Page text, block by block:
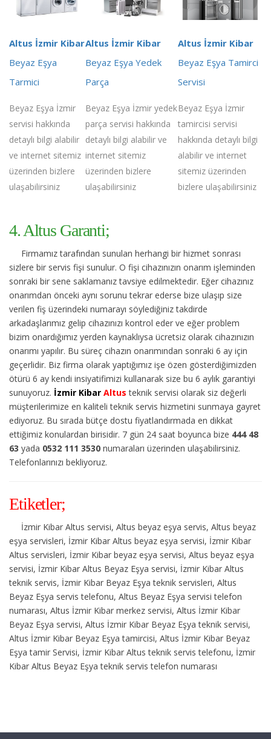
Altus İzmir Kibar
Beyaz Eşya
Tarmici
Beyaz Eşya İzmir
servisi hakkında
detaylı bilgi alabilir
ve internet sitemiz
üzerinden bizlere
ulaşabilirsiniz
Altus İzmir Kibar
Beyaz Eşya Yedek
Parça
Beyaz Eşya İzmir yedek
parça servisi hakkında
detaylı bilgi alabilir ve
internet sitemiz
üzerinden bizlere
ulaşabilirsiniz
Altus İzmir Kibar
Beyaz Eşya Tamirci
Servisi
Beyaz Eşya İzmir
tamircisi servisi
hakkında detaylı bilgi
alabilir ve internet
sitemiz üzerinden
bizlere ulaşabilirsiniz
4. Altus Garanti;
Firmamız tarafından sunulan herhangi bir hizmet sonrası
sizlere bir servis fişi sunulur. O fişi cihazınızın onarım işleminden
sonraki bir sene saklamanız tavsiye edilmektedir. Eğer cihazınız
onarımdan önceki aynı sorunu tekrar ederse bize ulaşıp size
verilen fiş üzerindeki numarayı söylediğiniz takdirde
arkadaşlarımız gelip cihazınızı kontrol eder ve eğer problem
bizim onardığımız yerden kaynaklıysa ücretsiz olarak cihazınızın
onarımı yapılır. Bu süreç cihazın onarımından sonraki 6 ay için
geçerlidir. Biz firma olarak yaptığımız işe özen gösterdiğimizden
ötürü 6 ay kendi insiyatifimizi kullanarak size bu 6 aylık garantiyi
sunuyoruz. İzmir Kibar Altus teknik servisi olarak siz değerli
müşterilerimize en kaliteli teknik servis hizmetini sunmaya gayret
ediyoruz. Bu sırada bütçe dostu fiyatlandırmada en dikkat
ettiğimiz konulardan birisidir. 7 gün 24 saat boyunca bize 444 48
63 yada 0532 111 3530 numaraları üzerinden ulaşabilirsiniz.
Telefonlarınızı bekliyoruz.
Etiketler;
İzmir Kibar Altus servisi, Altus beyaz eşya servis, Altus beyaz
eşya servisleri, İzmir Kibar Altus beyaz eşya servisi, İzmir Kibar
Altus servisleri, İzmir Kibar beyaz eşya servisi, Altus beyaz eşya
servisi, İzmir Kibar Altus Beyaz Eşya servisi, İzmir Kibar Altus
teknik servis, İzmir Kibar Beyaz Eşya teknik servisleri, Altus
Beyaz Eşya servis telefonu, Altus Beyaz Eşya servisi telefon
numarası, Altus İzmir Kibar merkez servisi, Altus İzmir Kibar
Beyaz Eşya servisi, Altus İzmir Kibar Beyaz Eşya teknik servisi,
Altus İzmir Kibar Beyaz Eşya tamircisi, Altus İzmir Kibar Beyaz
Eşya tamir Servisi, İzmir Kibar Altus teknik servis telefonu, İzmir
Kibar Altus Beyaz Eşya teknik servis telefon numarası